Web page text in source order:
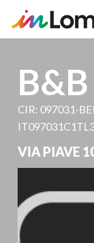
Inhalt
CIR: 097031-
VIA PIAVE